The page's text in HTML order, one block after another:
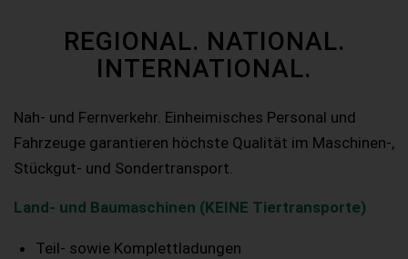
REGIONAL. NATIONAL.
INTERNATIONAL.
Nah- und Fernverkehr. Einheimisches Personal und
Fahrzeuge garantieren höchste Qualität im Maschinen-,
Stückgut- und Sondertransport.
Land- und Baumaschinen (KEINE Tiertransporte)
Teil- sowie Komplettladungen